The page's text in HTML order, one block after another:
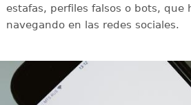
estafas, perfiles falsos o bots, que
navegando en las redes sociales.